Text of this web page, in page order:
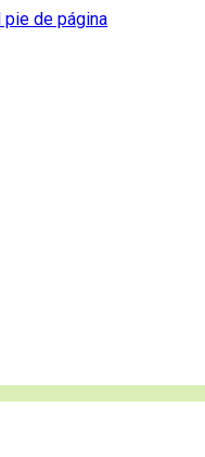
pie de página